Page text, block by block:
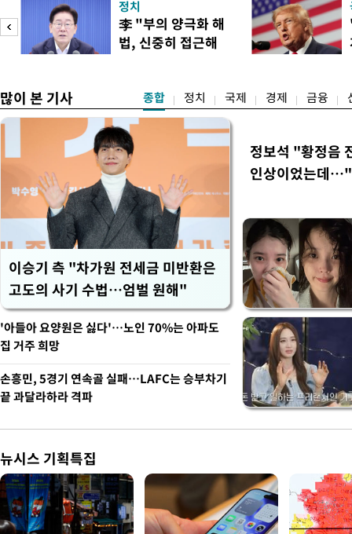
청에 따르면 이날 오후 4시
관측(ASOS) 기준 37.9도
했다. 관측 이래 역대 5위
정치
李 "부의 양극화 해
법, 신중히 접근해
많이 본 기사 종합 정치 국제 경제 금융
이승기 측 "차가원 전세금 미반환은
고도의 사기 수법…엄벌 원해"
정보석 "황정음
인상이었는데…"
'아들아 요양원은 싫다'…노인 70%는 아파도
집 거주 희망
손흥민, 5경기 연속골 실패…LAFC는 승부차기
끝 과달라하라 격파
뉴시스 기획특집